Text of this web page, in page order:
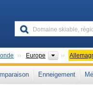
Europe Continents
skiable se situe aussi dans :
du Sud
Alpes orientales Alpes
Enneigement